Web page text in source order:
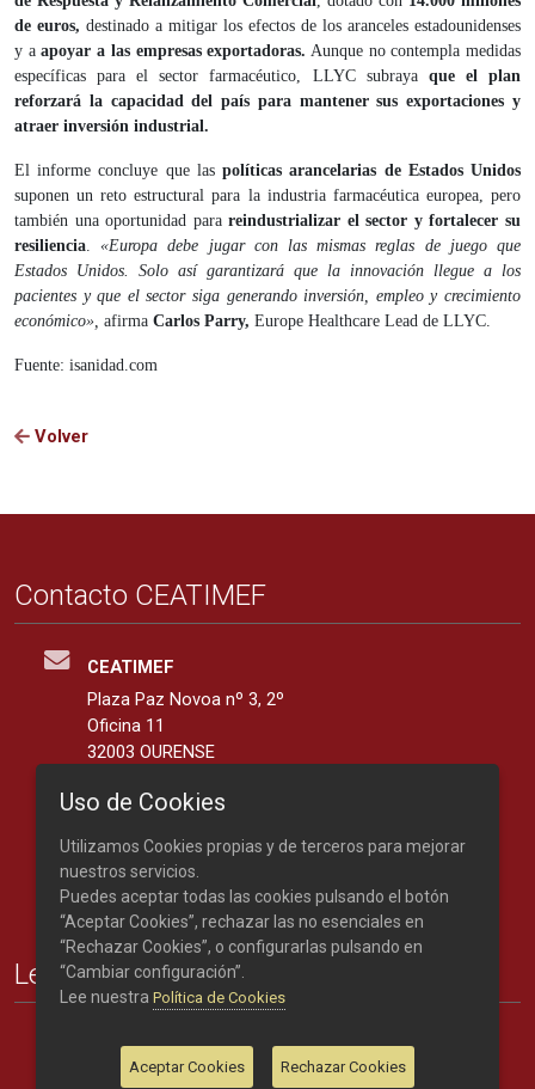
de euros, destinado a mitigar los efectos de los aranceles estadounidenses
y aapoyar a las empresas exportadoras. Aunque no contempla medidas
específicas para el sector farmacéutico, LLYC subrayaque el plan
reforzará la capacidad del país para mantener sus exportaciones y
atraer inversión industrial.
El informe concluye que laspolíticas arancelarias de Estados Unidos
suponen un reto estructural para la industria farmacéutica europea, pero
también una oportunidad parareindustrializar el sector y fortalecer su
resiliencia.«Europa debe jugar con las mismas reglas de juego que
Estados Unidos. Solo así garantizará que la innovación llegue a los
pacientes y que el sector siga generando inversión, empleo y crecimiento
económico», afirma Carlos Parry, Europe Healthcare Lead de LLYC.
Fuente: isanidad.com
Volver
Contacto CEATIMEF
CEATIMEF
Plaza Paz Novoa nº 3, 2º
Oficina 11
32003 OURENSE
Teléfono: 988 219 893
Legal
Créditos
Nota legal
Uso de Cookies
Utilizamos Cookies propias y de terceros para mejorar
nuestros servicios.
Puedes aceptar todas las cookies pulsando el botón
“Aceptar Cookies”, rechazar las no esenciales en
“Rechazar Cookies”, o configurarlas pulsando en
“Cambiar configuración”.
Lee nuestra Política de Cookies
Aceptar Cookies Rechazar Cookies